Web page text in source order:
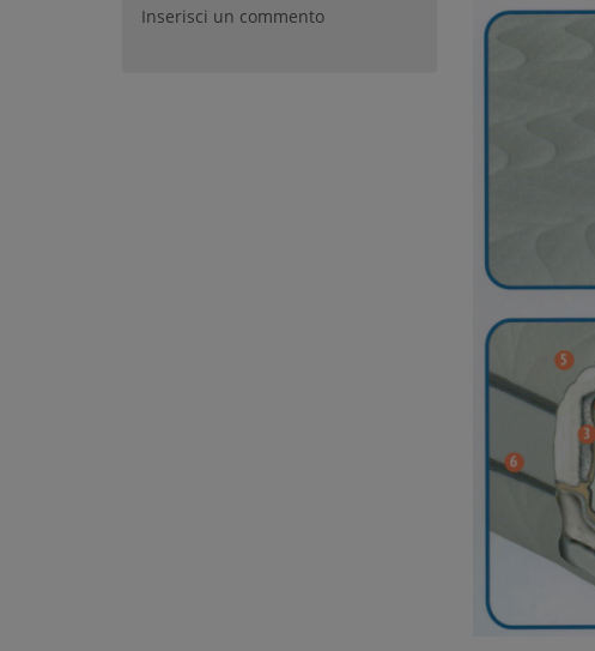
Inserisci un commento